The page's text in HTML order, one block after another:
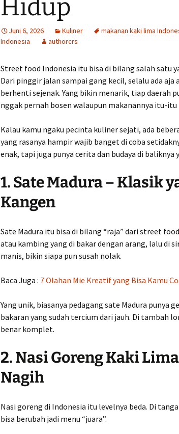
Hidup
Juni 6, 2026 Kuliner makanan kaki lima
Indonesia
authorcrs
Street food Indonesia itu bisa di bilang salah satu
Dari pinggir jalan sampai gang kecil, selalu ada
berhenti sejenak. Yang bikin menarik, tiap daerah
nggak pernah bosen walaupun makanannya itu-itu
Kalau kamu ngaku pecinta kuliner sejati, ada
yang rasanya hampir wajib banget di coba
enak, tapi juga punya cerita dan budaya di baliknya
1. Sate Madura – Klasik
Kangen
Sate Madura itu bisa di bilang “raja” dari street
atau kambing yang di bakar dengan arang, lalu di
manis, bikin siapa pun susah nolak.
Baca Juga : 7 Olahan Mie Kreatif yang Bisa Kamu
Yang unik, biasanya pedagang sate Madura punya
bakaran yang sudah tercium dari jauh. Di tambah
benar komplet.
2. Nasi Goreng Kaki
Nagih
Nasi goreng di Indonesia itu levelnya beda. Di
bisa berubah jadi menu “juara”.